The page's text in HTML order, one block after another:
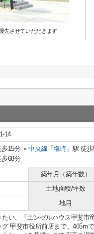
先させていただきます
14
歩15分 中央線 「 塩崎 」駅 徒
68分
築年月（築年数）
土地面積/坪数
地目
たい、「エンゼルハウス甲斐
甲斐市役所前店まで、465m